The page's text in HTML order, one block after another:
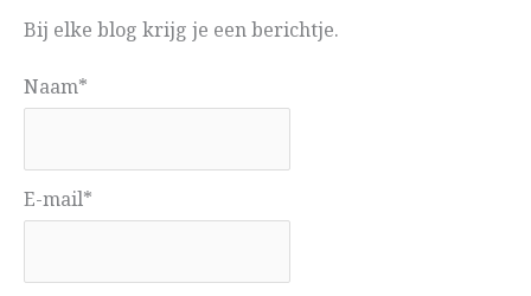
Bij elke blog krijg je een berichtje.
Naam*
E-mail*